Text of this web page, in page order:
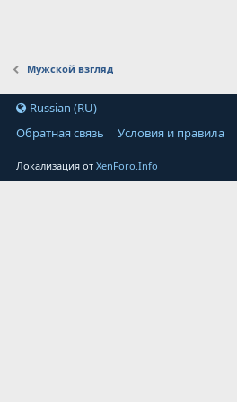
Мужской взгляд
Russian (RU)
Обратная связь
Условия и правила
Локализация отXenForo.Info